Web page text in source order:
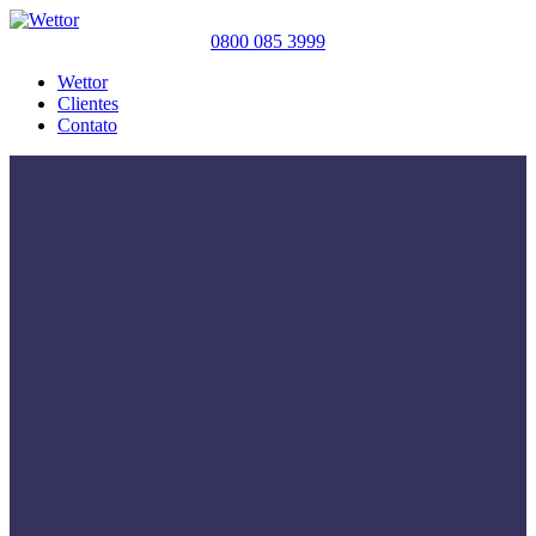
0800 085 3999
Wettor
Clientes
Contato